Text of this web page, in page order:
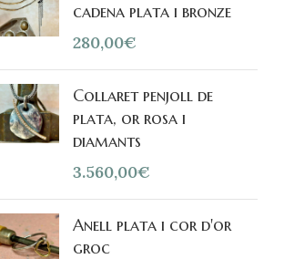
cadena plata i bronze
280,00€
Collaret penjoll de
plata, or rosa i
diamants
3.560,00€
Anell plata i cor d'or
groc